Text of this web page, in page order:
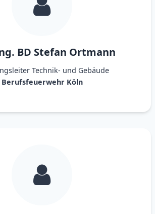
BD Stefan Ortmann
Technik- und Gebäude
Berufsfeuerwehr Köln